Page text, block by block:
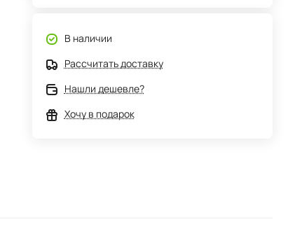
В наличии
Рассчитать доставку
Нашли дешевле?
Хочу в подарок